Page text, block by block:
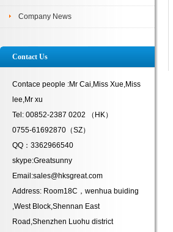
Company News
Contact Us
Contace people :Mr Cai,Miss Xue,Miss
lee,Mr xu
Tel: 00852-2387 0202 （HK）
0755-61692870（SZ）
QQ：3362966540
skype:Greatsunny
Email:sales@hksgreat.com
Address: Room18C，wenhua buiding
,West Block,Shennan East
Road,Shenzhen Luohu district